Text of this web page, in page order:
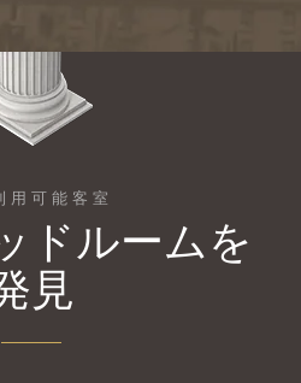
用可能客室
ドルームを
見